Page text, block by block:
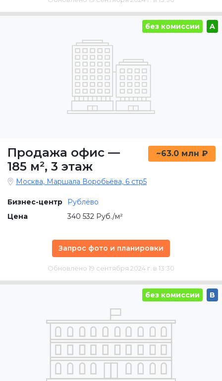
без комиссии A
Продажа офис —
185 м², 3 этаж
~63.0 млн ₽
Москва, Маршала Воробьёва, 6 стр5
Бизнес-центр
Рублёво
Цена
340 532 Руб./м²
Запрос фото и планировки
Обновлено 19 сентября 2024 г. в 13:30
без комиссии B